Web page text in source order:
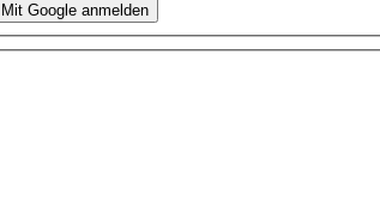
Mit Google anmelden